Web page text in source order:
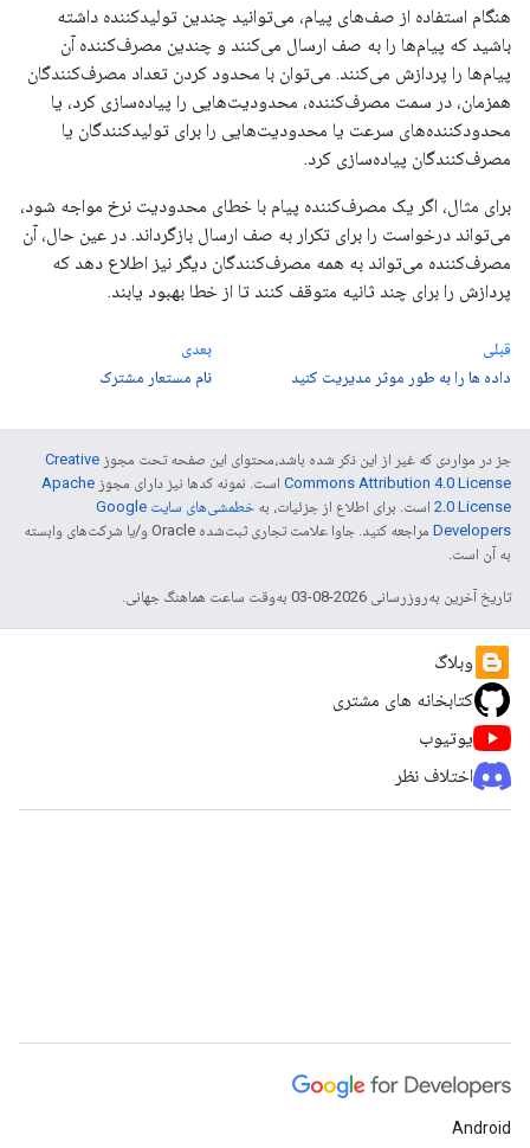
هنگام استفاده از صف‌های پیام، می‌توانید چندین تولیدکننده داشته
باشید که پیام‌ها را به صف ارسال می‌کنند و چندین مصرف‌کننده آن
پیام‌ها را پردازش می‌کنند. می‌توان با محدود کردن تعداد مصرف‌کنندگان
همزمان، در سمت مصرف‌کننده، محدودیت‌هایی را پیاده‌سازی کرد، یا
محدودکننده‌های سرعت یا محدودیت‌هایی را برای تولیدکنندگان یا
مصرف‌کنندگان پیاده‌سازی کرد.
برای مثال، اگر یک مصرف‌کننده پیام با خطای محدودیت نرخ مواجه شود،
می‌تواند درخواست را برای تکرار به صف ارسال بازگرداند. در عین حال، آن
مصرف‌کننده می‌تواند به همه مصرف‌کنندگان دیگر نیز اطلاع دهد که
پردازش را برای چند ثانیه متوقف کنند تا از خطا بهبود یابند.
قبلی
داده ها را به طور موثر مدیریت کنید
بعدی
نام مستعار مشترک
جز در مواردی که غیر از این ذکر شده باشد،‌محتوای این صفحه تحت مجوز Creative
Commons Attribution 4.0 License است. نمونه کدها نیز دارای مجوز Apache
2.0 License است. برای اطلاع از جزئیات، به
خطمشی‌های سایت Google
Developers‏
مراجعه کنید. جاوا علامت تجاری ثبت‌شده Oracle و/یا شرکت‌های وابسته
به آن است.
تاریخ آخرین به‌روزرسانی 2026-08-03 به‌وقت ساعت هماهنگ جهانی.
وبلاگ
کتابخانه های مشتری
یوتیوب
اختلاف نظر
Android